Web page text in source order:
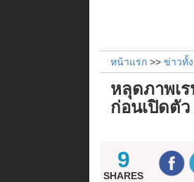
หน้าแรก >> ข่าวทั้
หลุดภาพเ
ก่อนเปิดตั
9
SHARES